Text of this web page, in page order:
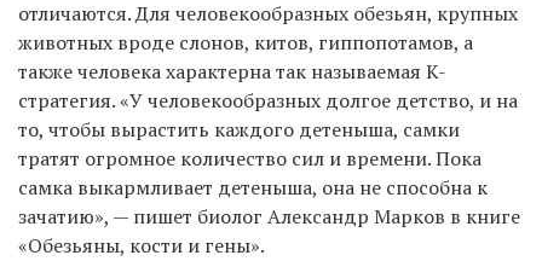
отличаются. Для человекообразных обезьян, крупных
животных вроде слонов, китов, гиппопотамов, а
также человека характерна так называемая K-
стратегия. «У человекообразных долгое детство, и на
то, чтобы вырастить каждого детеныша, самки
тратят огромное количество сил и времени. Пока
самка выкармливает детеныша, она не способна к
зачатию», — пишет биолог Александр Марков в книге
«Обезьяны, кости и гены».